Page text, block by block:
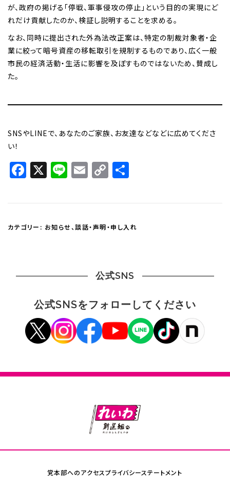
が、政府の掲げる「停戦、軍事侵攻の停止」という目的の実現にど
れだけ貢献したのか、検証し説明することを求める。
なお、同時に提出された外為法改正案は、特定の制裁対象者・企
業に絞って暗号資産の移転取引を規制するものであり、広く一般
市民の経済活動・生活に影響を及ぼすものではないため、賛成し
た。
SNSやLINEで、あなたのご家族、お友達などなどに広めてくださ
い！
Facebook
X LineEmail
Copy
Link
カテゴリー: お知らせ、談話・声明・申し入れ
公式SNS
公式SNSをフォローしてください
党本部へのアクセスプライバシーステートメント